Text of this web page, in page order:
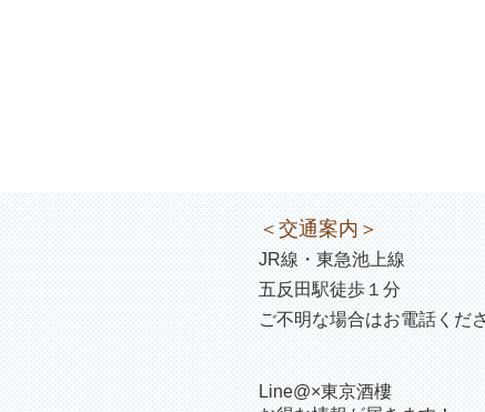
＜交通案内＞
JR線・東急池上線
五反田駅徒歩１分
ご不明な場合はお電話くだ
Line@×東京酒樓